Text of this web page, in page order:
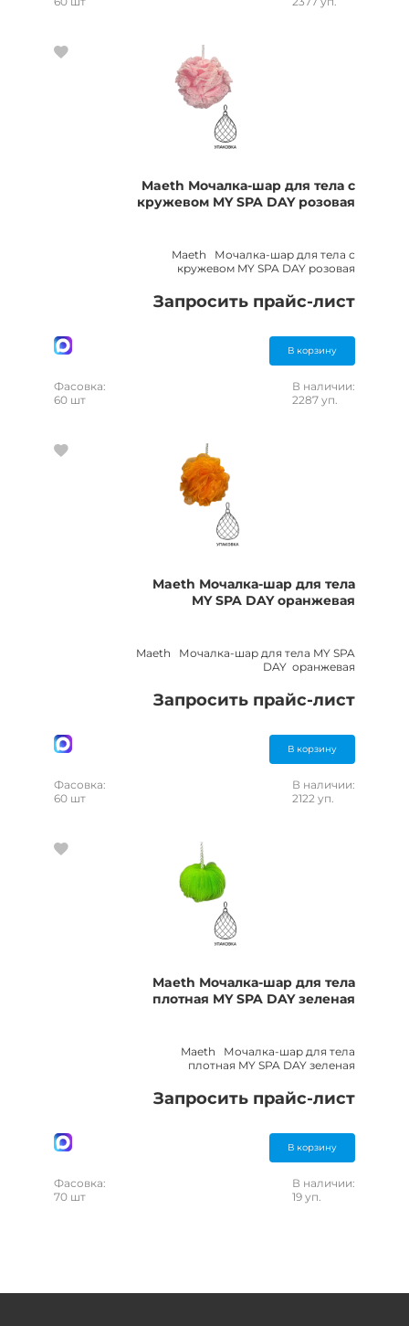
Maeth Мочалка-шар для тела с
кружевом MY SPA DAY розовая
Maeth Мочалка-шар для тела с
кружевом MY SPA DAY розовая
Запросить прайс-лист
В корзину
Фасовка:
60 шт
В наличии:
2287 уп.
Maeth Мочалка-шар для тела
MY SPA DAY оранжевая
Maeth Мочалка-шар для тела MY SPA
DAY оранжевая
Запросить прайс-лист
В корзину
Фасовка:
60 шт
В наличии:
2122 уп.
Maeth Мочалка-шар для тела
плотная MY SPA DAY зеленая
Maeth Мочалка-шар для тела
плотная MY SPA DAY зеленая
Запросить прайс-лист
В корзину
Фасовка:
70 шт
В наличии:
19 уп.